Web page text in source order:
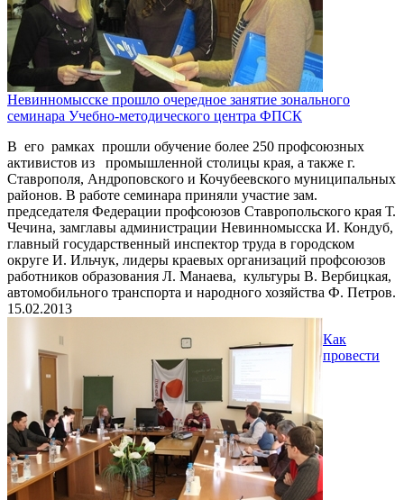
Невинномысске прошло очередное занятие зонального
семинара Учебно-методического центра ФПСК
В его рамках прошли обучение более 250 профсоюзных
активистов из промышленной столицы края, а также г.
Ставрополя, Андроповского и Кочубеевского муниципальных
районов. В работе семинара приняли участие зам.
председателя Федерации профсоюзов Ставропольского края Т.
Чечина, замглавы администрации Невинномысска И. Кондуб,
главный государственный инспектор труда в городском
округе И. Ильчук, лидеры краевых организаций профсоюзов
работников образования Л. Манаева, культуры В. Вербицкая,
автомобильного транспорта и народного хозяйства Ф. Петров.
15.02.2013
Как
провести